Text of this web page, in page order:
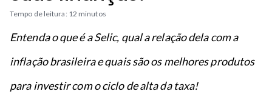
n
c
a
a
p
é
o
Tempo de leitura: 12 minutos
Entenda o que é a Selic, qual a relação dela com a
inflação brasileira e quais são os melhores produtos
para investir com o ciclo de alta da taxa!